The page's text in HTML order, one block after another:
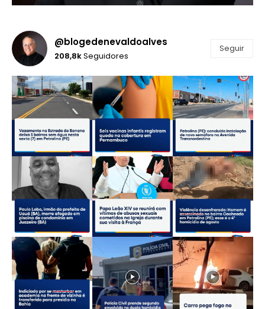
@blogedenevaldoalves
208,8kSeguidores
Seguir